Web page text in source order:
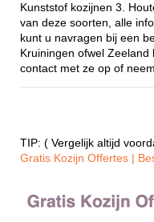
Kunststof kozijnen 3.
van deze soorten, alle
kunt u navragen bij een
Kruiningen ofwel
contact met ze op of
TIP: ( Vergelijk altijd
Gratis Kozijn Offertes |